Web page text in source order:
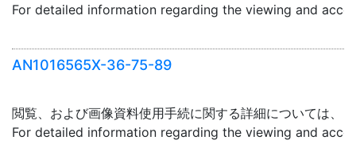
For detailed information regarding the viewing and
AN1016565X-36-75-89
閲覧、および画像資料使用手続に関する詳細については、「
For detailed information regarding the viewing and